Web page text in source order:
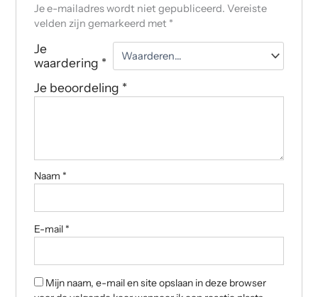
Je e-mailadres wordt niet gepubliceerd. Vereiste
velden zijn gemarkeerd met *
Je
waardering *
Je beoordeling *
Naam *
E-mail *
Mijn naam, e-mail en site opslaan in deze browser